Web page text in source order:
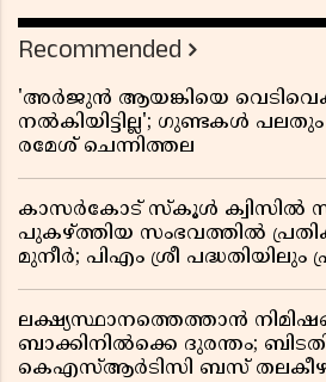
Recommended
'അർജുൻ ആയങ്കിയെ
നൽകിയിട്ടില്ല'; ഗുണ്ടകൾ പലതും
രമേശ് ചെന്നിത്തല
കാസർകോട് സ്കൂൾ ക്വിസിൽ
പുകഴ്ത്തിയ സംഭവത്തിൽ
മുനീർ; പിഎം ശ്രീ പദ്ധതിയിലും
ലക്ഷ്യസ്ഥാനത്തെത്താൻ
ബാക്കിനിൽക്കെ ദുരന്തം;
കെഎസ്ആർടിസി ബസ്